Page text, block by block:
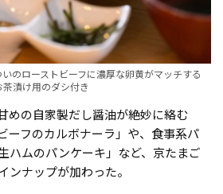
のローストビーフに濃厚な卵黄がマッチする
漬け用のダシ付き
めの自家製だし醤油が絶妙に絡む
ーフのカルボナーラ」や、食事系パ
ハムのパンケーキ」など、京たまご
ンナップが加わった。